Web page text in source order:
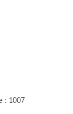
: 1007